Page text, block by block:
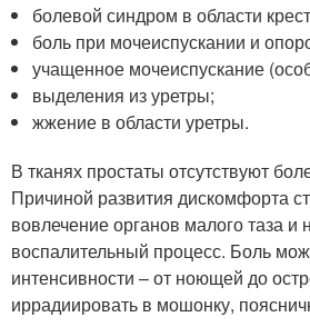
болевой синдром в области
боль при мочеиспускании и
учащенное мочеиспускание
выделения из уретры;
жжение в области уретры.
В тканях простаты отсутствуют
Причиной развития дискомфорта
вовлечение органов малого таза и
воспалительный процесс. Боль
интенсивности – от ноющей до
иррадиировать в мошонку,